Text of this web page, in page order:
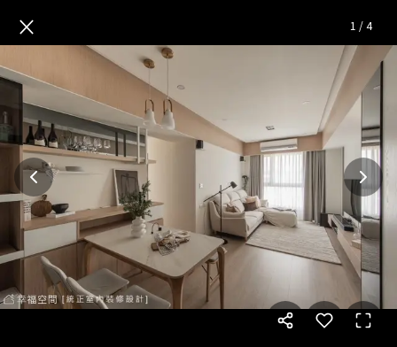
新豐宅|現代風|25坪 — 完整照
× 1 /4